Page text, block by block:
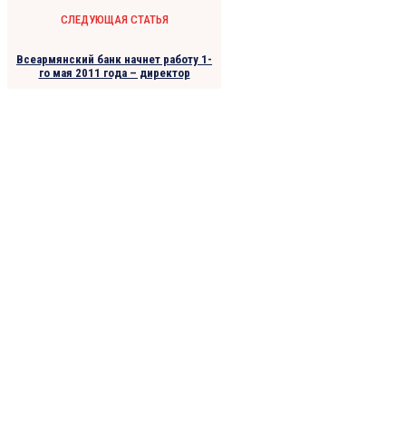
СЛЕДУЮЩАЯ СТАТЬЯ
Всеармянский банк начнет работу 1-
го мая 2011 года – директор